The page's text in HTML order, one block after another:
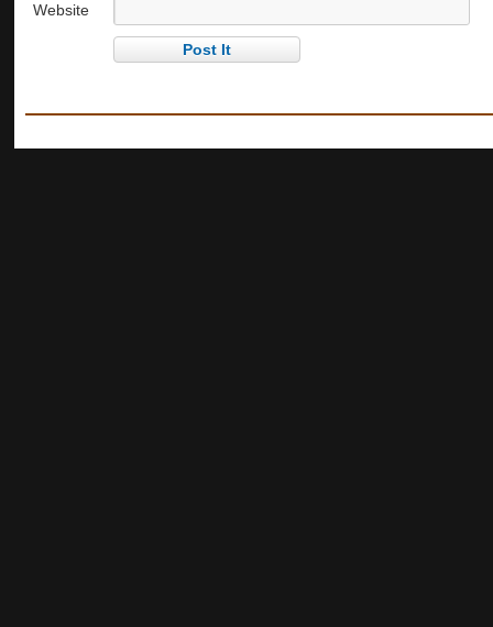
Website